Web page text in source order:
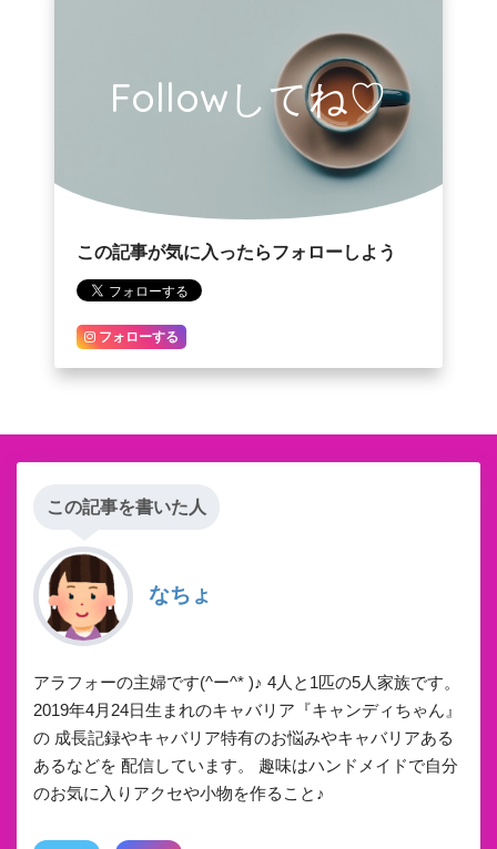
Followしてね♡
この記事が気に入ったらフォローしよう
フォローする
この記事を書いた人
なちょ
アラフォーの主婦です(^ー^* )♪ 4人と1匹の5人家族です。
2019年4月24日生まれのキャバリア『キャンディちゃん』
の 成長記録やキャバリア特有のお悩みやキャバリアある
あるなどを 配信しています。 趣味はハンドメイドで自分
のお気に入りアクセや小物を作ること♪